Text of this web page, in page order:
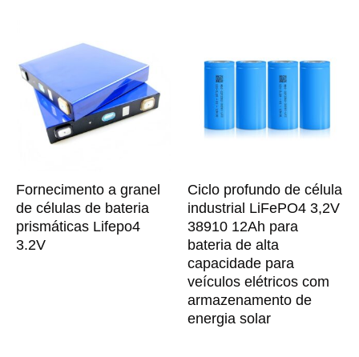
Fornecimento a granel
de células de bateria
prismáticas Lifepo4
3.2V
Ciclo profundo de célula
industrial LiFePO4 3,2V
38910 12Ah para
bateria de alta
capacidade para
veículos elétricos com
armazenamento de
energia solar